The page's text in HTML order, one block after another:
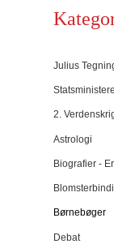
Julius
2.
Astrologi
Biografier -
Børnebøger
Debat